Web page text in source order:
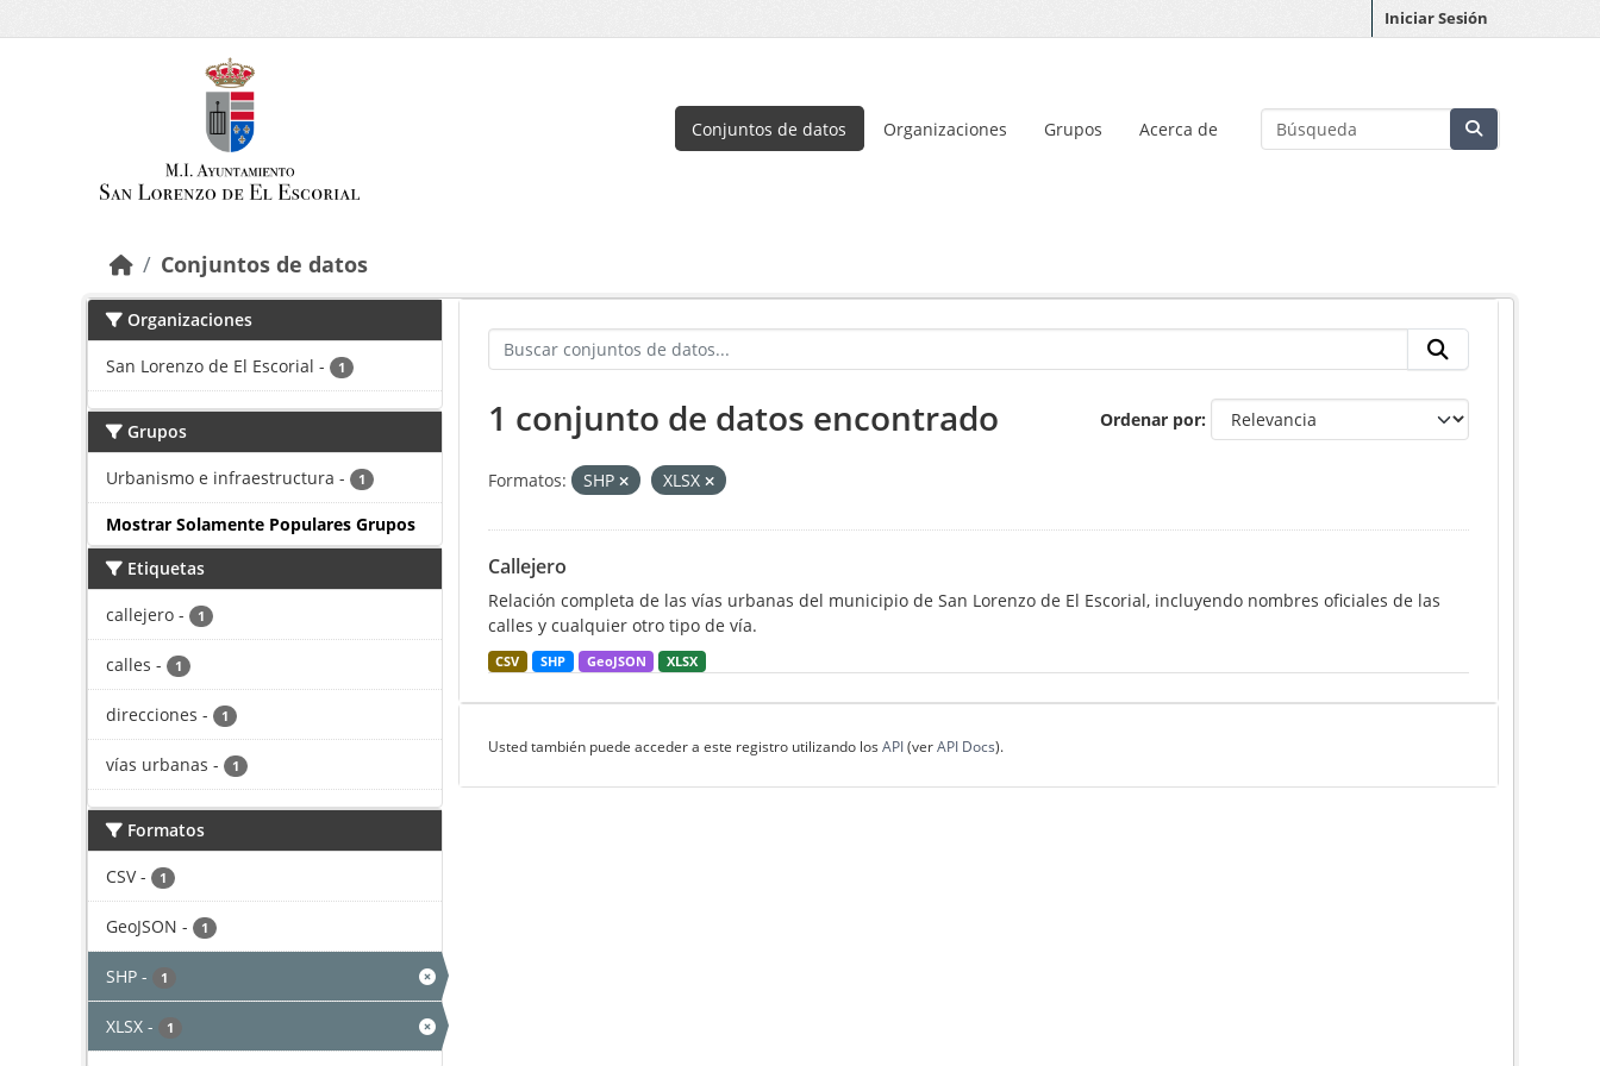
Iniciar Sesión
Conjuntos de datos Organizaciones Grupos Acerca de
Conjuntos de datos
Organizaciones
San Lorenzo de El Escorial - 1
Grupos
Urbanismo e infraestructura - 1
Mostrar Solamente Populares Grupos
Etiquetas
callejero - 1
calles - 1
direcciones - 1
vías urbanas - 1
Formatos
CSV - 1
GeoJSON - 1
SHP - 1
XLSX - 1
Ordenar por
1 conjunto de datos encontrado
Formatos: SHP XLSX
Callejero
Relación completa de las vías urbanas del municipio de San Lorenzo de El Escorial, incluyendo nombres oficiales de las
calles y cualquier otro tipo de vía.
CSV SHP GeoJSON XLSX
Usted también puede acceder a este registro utilizando los API(verAPI Docs).